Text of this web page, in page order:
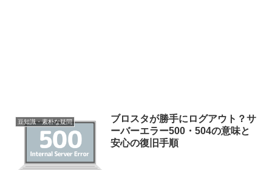
豆知識・素朴な疑問
ブロスタが勝手にログアウト？サ
ーバーエラー500・504の意味と
安心の復旧手順